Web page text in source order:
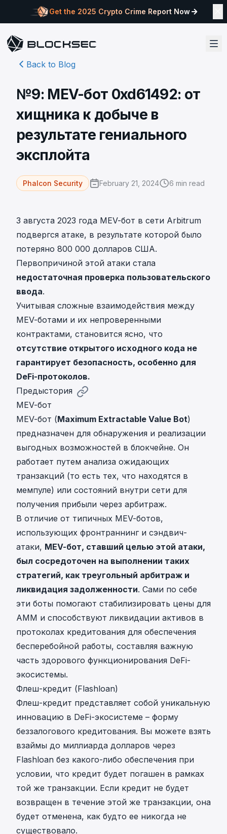
Get the 2025 Crypto Crime Report Now
Back to Blog
№9: MEV-бот 0xd61492: от
хищника к добыче в
результате гениального
эксплойта
Phalcon Security February 21, 2024 6 min read
3 августа 2023 года MEV-бот в сети Arbitrum
подвергся атаке, в результате которой было
потеряно 800 000 долларов США.
Первопричиной этой атаки стала
недостаточная проверка пользовательского
ввода.
Учитывая сложные взаимодействия между
MEV-ботами и их непроверенными
контрактами, становится ясно, что
отсутствие открытого исходного кода не
гарантирует безопасность, особенно для
DeFi-протоколов.
Предыстория
MEV-бот
MEV-бот (Maximum Extractable Value Bot)
предназначен для обнаружения и реализации
выгодных возможностей в блокчейне. Он
работает путем анализа ожидающих
транзакций (то есть тех, что находятся в
мемпуле) или состояний внутри сети для
получения прибыли через арбитраж.
В отличие от типичных MEV-ботов,
использующих фронтраннинг и сэндвич-
атаки, MEV-бот, ставший целью этой атаки,
был сосредоточен на выполнении таких
стратегий, как треугольный арбитраж и
ликвидация задолженности. Сами по себе
эти боты помогают стабилизировать цены для
AMM и способствуют ликвидации активов в
протоколах кредитования для обеспечения
бесперебойной работы, составляя важную
часть здорового функционирования DeFi-
экосистемы.
Флеш-кредит (Flashloan)
Флеш-кредит представляет собой уникальную
инновацию в DeFi-экосистеме – форму
беззалогового кредитования. Вы можете взять
взаймы до миллиарда долларов через
Flashloan без какого-либо обеспечения при
условии, что кредит будет погашен в рамках
той же транзакции. Если кредит не будет
возвращен в течение этой же транзакции, она
будет отменена, как будто ее никогда не
существовало.